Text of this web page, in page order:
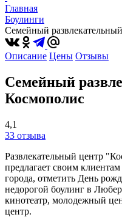
Главная
Боулинги
Семейный
Описание Цены Отзывы
Семейный
Космополис
4,1
33 отзыва
Развлекательный центр
предлагает своим
города, отметить День
недорогой боулинг в
кинотеатр, молодежный
центр.